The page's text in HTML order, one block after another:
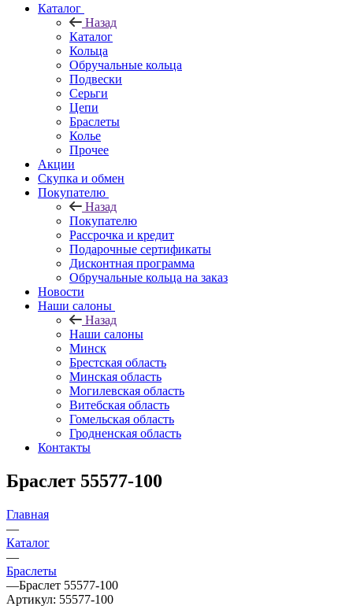
Каталог
Назад
Каталог
Кольца
Обручальные кольца
Подвески
Серьги
Цепи
Браслеты
Колье
Прочее
Акции
Скупка и обмен
Покупателю
Назад
Покупателю
Рассрочка и кредит
Подарочные сертификаты
Дисконтная программа
Обручальные кольца на заказ
Новости
Наши салоны
Назад
Наши салоны
Минск
Брестская область
Минская область
Могилевская область
Витебская область
Гомельская область
Гродненская область
Контакты
Браслет 55577-100
Главная
—
Каталог
—
Браслеты
—Браслет 55577-100
Артикул: 55577-100